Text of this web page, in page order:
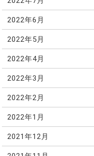
2022年6月
2022年5月
2022年4月
2022年3月
2022年2月
2022年1月
2021年12月